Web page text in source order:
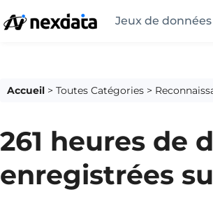
Jeux de
Accueil > Toutes Catégories >
261 heures de
enregistrées